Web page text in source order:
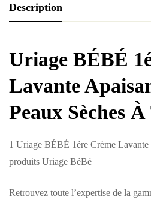
Description
Uriage BÉBÉ
Lavante
Peaux Sèches À
1 Uriage BÉBÉ 1ére Crème Lavante
produits Uriage BéBé
Retrouvez toute l’expertise de la